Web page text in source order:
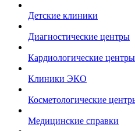
Детские клиники
Диагностические центры
Кардиологические центры
Клиники ЭКО
Косметологические
Медицинские справки